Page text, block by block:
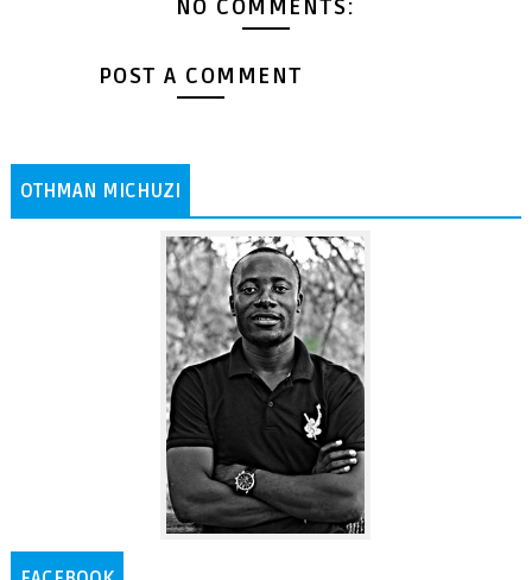
NO COMMENTS:
POST A COMMENT
OTHMAN MICHUZI